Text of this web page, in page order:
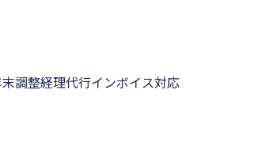
調整経理代行インボイス対応